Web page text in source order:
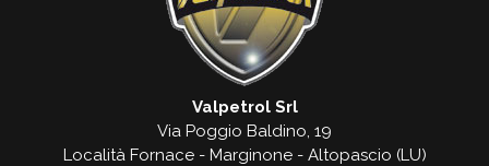
Valpetrol Srl
Via Poggio Baldino, 19
Località Fornace - Marginone - Altopascio (LU)